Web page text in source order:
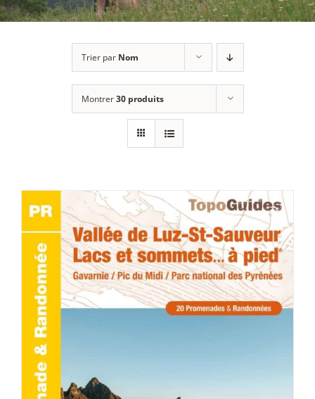
Trier par Nom
Montrer30 produits